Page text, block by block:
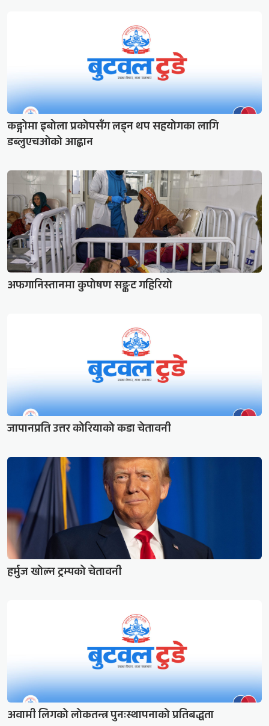
कङ्गोमा इबोला प्रकोपसँग लड्न थप सहयोगका लागि
डब्लुएचओको आह्वान
अफगानिस्तानमा कुपोषण सङ्कट गहिरियो
जापानप्रति उत्तर कोरियाको कडा चेतावनी
हर्मुज खोल्न ट्रम्पको चेतावनी
अवामी लिगको लोकतन्त्र पुनःस्थापनाको प्रतिबद्धता